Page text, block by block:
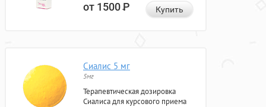
от 1500Р Купить
Сиалис 5 мг
5мг
Терапевтическая дозировка
Сиалиса для курсового приема